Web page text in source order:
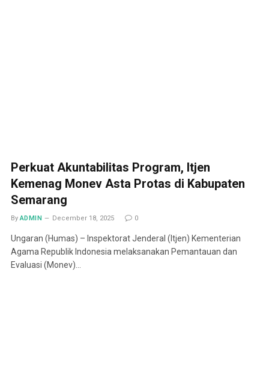
Perkuat Akuntabilitas Program, Itjen
Kemenag Monev Asta Protas di Kabupaten
Semarang
By ADMIN December 18, 2025 0
Ungaran (Humas) – Inspektorat Jenderal (Itjen) Kementerian
Agama Republik Indonesia melaksanakan Pemantauan dan
Evaluasi (Monev)…